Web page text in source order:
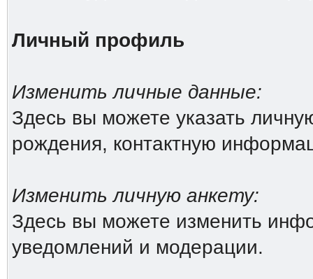
Личный профиль
Изменить личные данные:
Здесь вы можете указать
рождения, контактную
Изменить личную анкету:
Здесь вы можете изменить
уведомлений и модерации.